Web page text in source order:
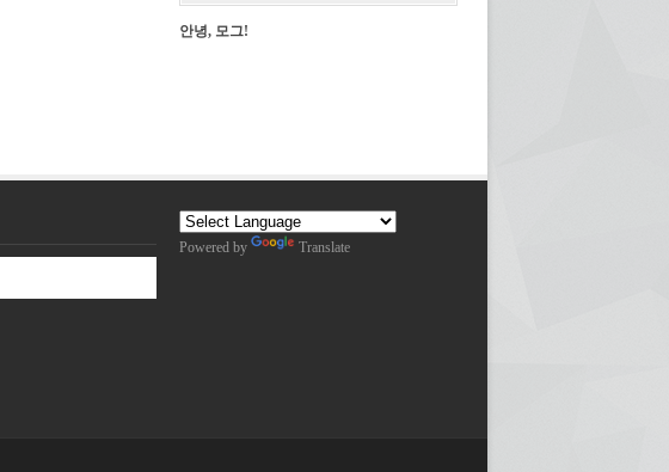
안녕, 모그!
Powered by Translate